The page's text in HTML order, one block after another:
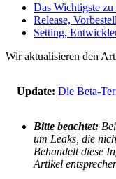
Das Wichtigste
Release,
Setting,
Wir aktualisieren den
Update: Die Beta-
Bitte beachtet:
um Leaks, die
Behandelt diese
Artikel